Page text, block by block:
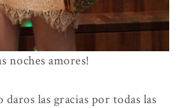
noches amores!
las gracias por todas las